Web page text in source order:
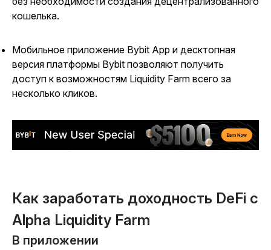
кошелька.
Мобильное приложение Bybit App и десктопная
версия платформы Bybit позволяют получить
доступ к возможностям Liquidity Farm всего за
несколько кликов.
Как заработать доходность DeFi с
Alpha Liquidity Farm
В приложении